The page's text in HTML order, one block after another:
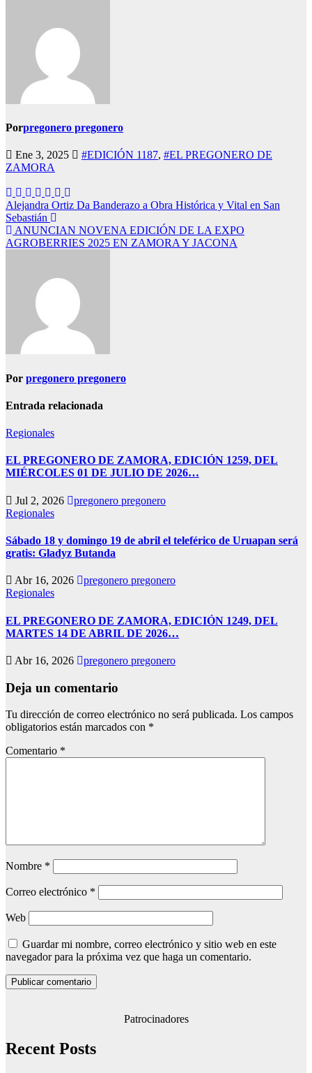
Porpregonero pregonero
Ene 3, 2025 #EDICIÓN 1187, #EL PREGONERO DE
ZAMORA
Navegación
de
entradas
Alejandra Ortiz Da Banderazo a Obra Histórica y Vital en San
Sebastián
ANUNCIAN NOVENA EDICIÓN DE LA EXPO
AGROBERRIES 2025 EN ZAMORA Y JACONA
Por pregonero pregonero
Entrada relacionada
Regionales
EL PREGONERO DE ZAMORA, EDICIÓN 1259, DEL
MIÉRCOLES 01 DE JULIO DE 2026…
Jul 2, 2026
pregonero pregonero
Regionales
Sábado 18 y domingo 19 de abril el teleférico de Uruapan será
gratis: Gladyz Butanda
Abr 16, 2026
pregonero pregonero
Regionales
EL PREGONERO DE ZAMORA, EDICIÓN 1249, DEL
MARTES 14 DE ABRIL DE 2026…
Abr 16, 2026 pregonero pregonero
Deja un comentario
Tu dirección de correo electrónico no será publicada. Los campos
obligatorios están marcados con *
Comentario *
Nombre *
Correo electrónico *
Web
Guardar mi nombre, correo electrónico y sitio web en este
navegador para la próxima vez que haga un comentario.
Patrocinadores
Recent Posts